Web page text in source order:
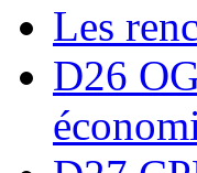
Les
D26